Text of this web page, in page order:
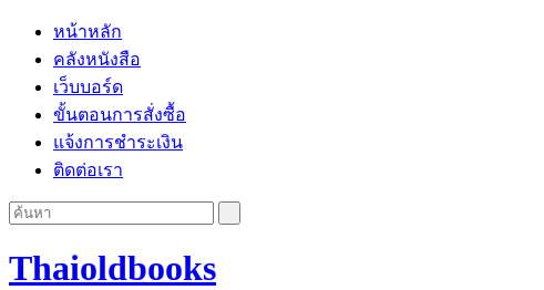
หน้าหลัก
คลังหนังสือ
เว็บบอร์ด
ขั้นตอนการสั่งซื้อ
แจ้งการชำระเงิน
ติดต่อเรา
Thaioldbooks